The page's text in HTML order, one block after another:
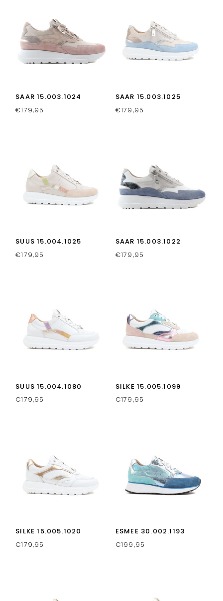
SAAR 15.003.1024
€179,95
SAAR 15.003.1025
€179,95
SUUS 15.004.1025
€179,95
SAAR 15.003.1022
€179,95
SUUS 15.004.1080
€179,95
SILKE 15.005.1099
€179,95
SILKE 15.005.1020
€179,95
ESMEE 30.002.1193
€199,95